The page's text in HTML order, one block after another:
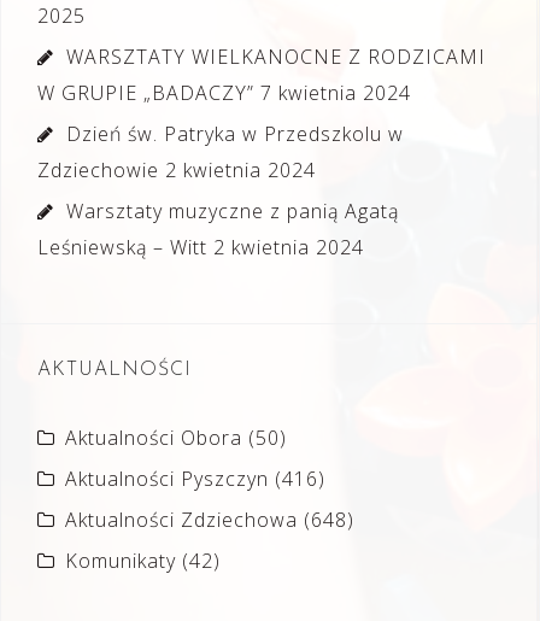
2025
WARSZTATY WIELKANOCNE Z RODZICAMI
W GRUPIE „BADACZY” 7 kwietnia 2024
Dzień św. Patryka w Przedszkolu w
Zdziechowie 2 kwietnia 2024
Warsztaty muzyczne z panią Agatą
Leśniewską – Witt 2 kwietnia 2024
AKTUALNOŚCI
Aktualności Obora (50)
Aktualności Pyszczyn (416)
Aktualności Zdziechowa (648)
Komunikaty (42)